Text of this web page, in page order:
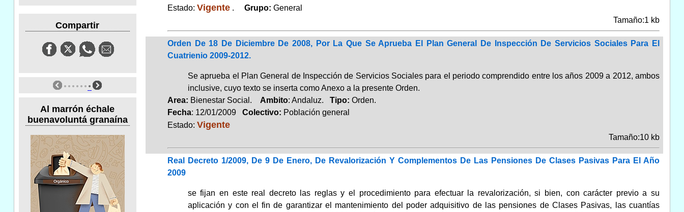
Compartir
Al marrón échale
buenavoluntá granaína
Estado: Vigente. Grupo: General
Tamaño:1 kb
Orden De 18 De Diciembre De 2008, Por La Que Se Aprueba El Plan General De Inspección De Servicios Sociales Para El
Cuatrienio 2009-2012.
Se aprueba el Plan General de Inspección de Servicios Sociales para el periodo comprendido entre los años 2009 a 2012, ambos
inclusive, cuyo texto se inserta como Anexo a la presente Orden.
Area: Bienestar Social. Ambito: Andaluz. Tipo: Orden.
Fecha: 12/01/2009Colectivo: Población general
Estado: Vigente
Tamaño:10 kb
Real Decreto 1/2009, De 9 De Enero, De Revalorización Y Complementos De Las Pensiones De Clases Pasivas Para El Año
2009
se fijan en este real decreto las reglas y el procedimiento para efectuar la revalorización, si bien, con carácter previo a su
aplicación y con el fin de garantizar el mantenimiento del poder adquisitivo de las pensiones de Clases Pasivas, las cuantías